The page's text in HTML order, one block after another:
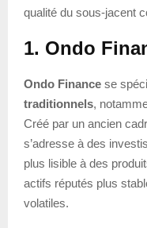
qualité du sous-jacent
1. Ondo
Ondo Finance se
traditionnels,
Créé par un ancien
s’adresse à des
plus lisible à des
actifs réputés plus
volatiles.